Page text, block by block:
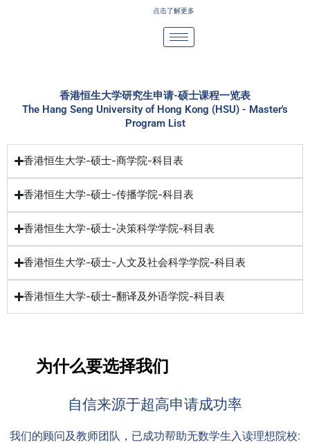
点击了解更多
香港恒生大学研究生申请-硕士课程一览表
The Hang Seng University of Hong Kong (HSU) - Master's
Program List
香港恒生大学-硕士-商学院-科目表
香港恒生大学-硕士-传播学院-科目表
香港恒生大学-硕士-决策科学学院-科目表
香港恒生大学-硕士-人文及社会科学学院-科目表
香港恒生大学-硕士-翻译及外语学院-科目表
为什么要选择我们
自信来源于超高申请成功率
我们的顾问及教师团队，已成功帮助无数学生入读理想院校: